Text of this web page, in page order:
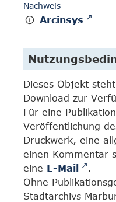
Nachweis
Arcinsys
Dieses Objekt
Download zur
Für eine
Veröffentlichung
Druckwerk, eine
einen Kommentar
eine E-Mail
.
Ohne
Stadtarchivs